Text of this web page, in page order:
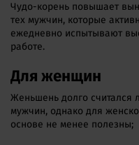
Чудо-корень повышает
тех мужчин, которые
ежедневно испытывают
работе.
Для женщин
Женьшень долго считался
мужчин, однако для
основе не менее полезны;